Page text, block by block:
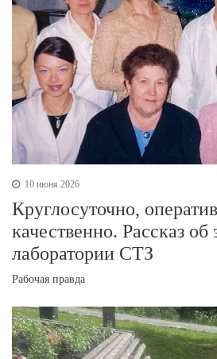
10 июня 2026
Круглосуточно,
качественно. Рассказ об
лаборатории СТЗ
Рабочая правда